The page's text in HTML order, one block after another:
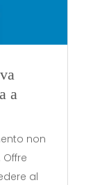
a
non
al